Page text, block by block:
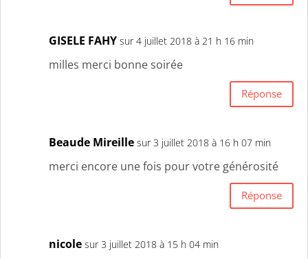
GISELE FAHY sur 4 juillet 2018 à 21 h 16 min
milles merci bonne soirée
Réponse
Beaude Mireille sur 3 juillet 2018 à 16 h 07 min
merci encore une fois pour votre générosité
Réponse
nicole sur 3 juillet 2018 à 15 h 04 min